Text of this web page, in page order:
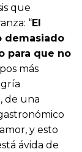
que
“El
demasiado
para que no
más
de una
y esto
ávida de